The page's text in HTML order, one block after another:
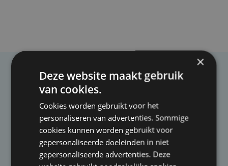
Taalfout opgemerkt?
Heb je een taal- of schrijffout opgemerkt in dit
artikel?
Laat het ons weten
×
Deze website maakt gebruik
van cookies.
Cookies worden gebruikt voor het
personaliseren van advertenties. Sommige
cookies kunnen worden gebruikt voor
gepersonaliseerde doeleinden in niet
gepersonaliseerde advertenties. Deze